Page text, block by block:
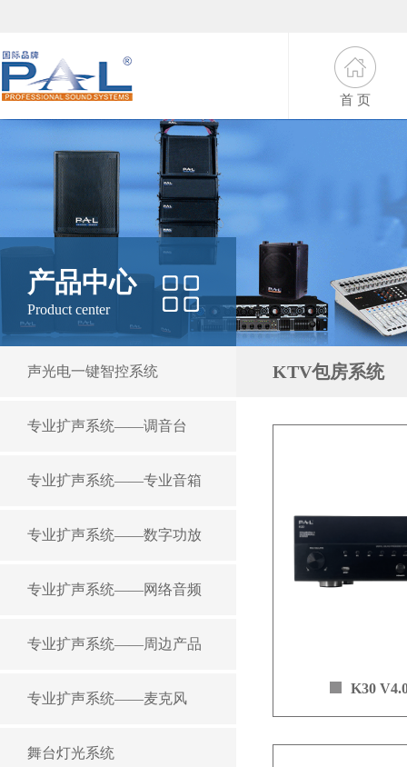
首 页
产品中心
Product center
声光电一键智控系统
专业扩声系统——调音台
专业扩声系统——专业音箱
专业扩声系统——数字功放
专业扩声系统——网络音频
专业扩声系统——周边产品
专业扩声系统——麦克风
舞台灯光系统
KTV包房系统
K30
产品介绍：